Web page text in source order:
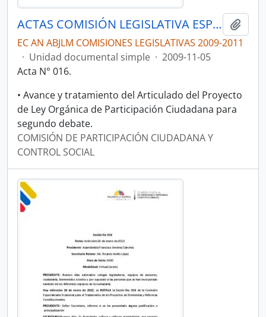
ACTAS COMISIÓN LEGISLATIVA ESPECIALIZADA DE PARTICIPACIÓN CIUDADANA Y CONTROL SOCIAL
EC AN ABJLM COMISIONES LEGISLATIVAS 2009-2011
· Unidad documental simple · 2009-11-05
Acta N° 016.
• Avance y tratamiento del Articulado del Proyecto
de Ley Orgánica de Participación Ciudadana para
segundo debate.
COMISIÓN DE PARTICIPACIÓN CIUDADANA Y
CONTROL SOCIAL